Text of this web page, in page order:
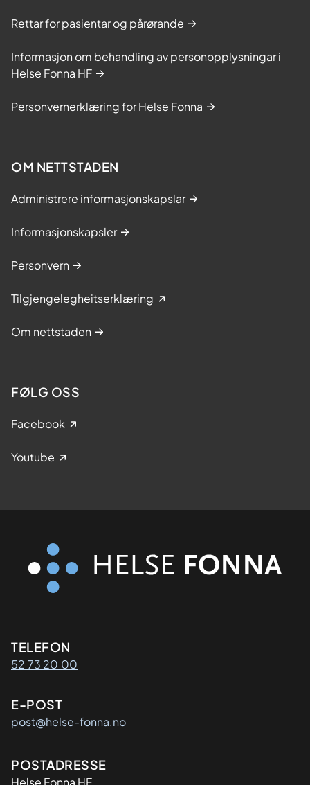
Rettar for pasientar og pårørande
Informasjon om behandling av personopplysningar i
Helse Fonna HF
Personvernerklæring for Helse Fonna
OM NETTSTADEN
Administrere informasjonskapslar
Informasjonskapsler
Personvern
Tilgjengelegheitserklæring
Om nettstaden
FØLG OSS
Facebook
Youtube
Kontaktinformasjon
TELEFON
52 73 20 00
E-POST
post@helse-fonna.no
Adresse
POSTADRESSE
​Helse Fonna HF